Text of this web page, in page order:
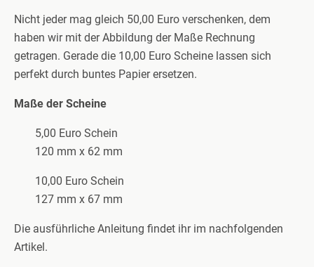
Nicht jeder mag gleich 50,00 Euro verschenken, dem
haben wir mit der Abbildung der Maße Rechnung
getragen. Gerade die 10,00 Euro Scheine lassen sich
perfekt durch buntes Papier ersetzen.
Maße der Scheine
5,00 Euro Schein
120 mm x 62 mm
10,00 Euro Schein
127 mm x 67 mm
Die ausführliche Anleitung findet ihr im nachfolgenden
Artikel.